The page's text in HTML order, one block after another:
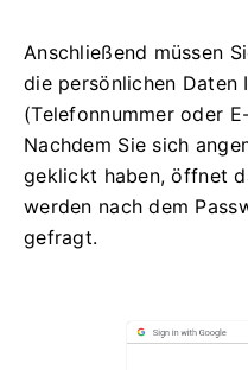
Anschließend müssen
die persönlichen Daten
(Telefonnummer oder
Nachdem Sie sich
geklickt haben, öffnet
werden nach dem
gefragt.